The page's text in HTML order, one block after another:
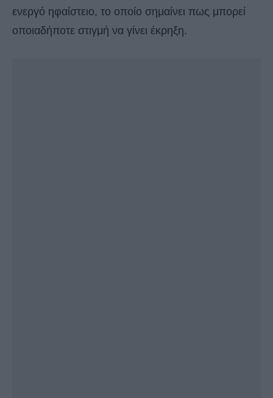
ενεργό ηφαίστειο, το οποίο σημαίνει πως μπορεί
οποιαδήποτε στιγμή να γίνει έκρηξη.